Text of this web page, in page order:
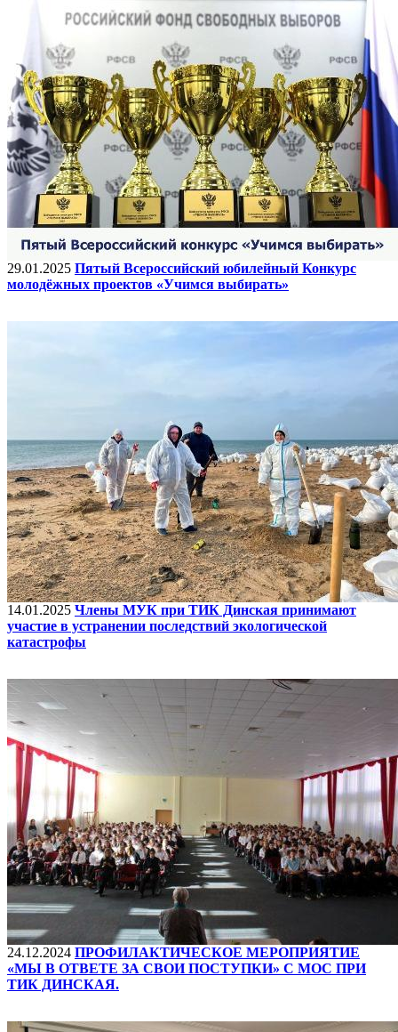
29.01.2025 Пятый Всероссийский юбилейный Конкурс
молодёжных проектов «Учимся выбирать»
14.01.2025 Члены МУК при ТИК Динская принимают
участие в устранении последствий экологической
катастрофы
24.12.2024 ПРОФИЛАКТИЧЕСКОЕ МЕРОПРИЯТИЕ
«МЫ В ОТВЕТЕ ЗА СВОИ ПОСТУПКИ» С МОС ПРИ
ТИК ДИНСКАЯ.